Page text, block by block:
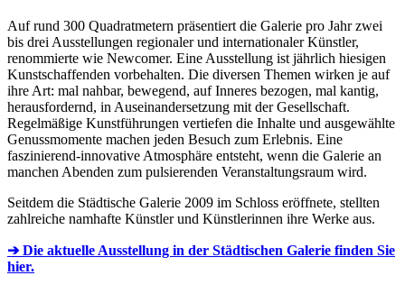
Auf rund 300 Quadratmetern präsentiert die Galerie pro Jahr zwei
bis drei Ausstellungen regionaler und internationaler Künstler,
renommierte wie Newcomer. Eine Ausstellung ist jährlich hiesigen
Kunstschaffenden vorbehalten. Die diversen Themen wirken je auf
ihre Art: mal nahbar, bewegend, auf Inneres bezogen, mal kantig,
herausfordernd, in Auseinandersetzung mit der Gesellschaft.
Regelmäßige Kunstführungen vertiefen die Inhalte und ausgewählte
Genussmomente machen jeden Besuch zum Erlebnis. Eine
faszinierend-innovative Atmosphäre entsteht, wenn die Galerie an
manchen Abenden zum pulsierenden Veranstaltungsraum wird.
Seitdem die Städtische Galerie 2009 im Schloss eröffnete, stellten
zahlreiche namhafte Künstler und Künstlerinnen ihre Werke aus.
➔ Die aktuelle Ausstellung in der Städtischen Galerie finden Sie
hier.